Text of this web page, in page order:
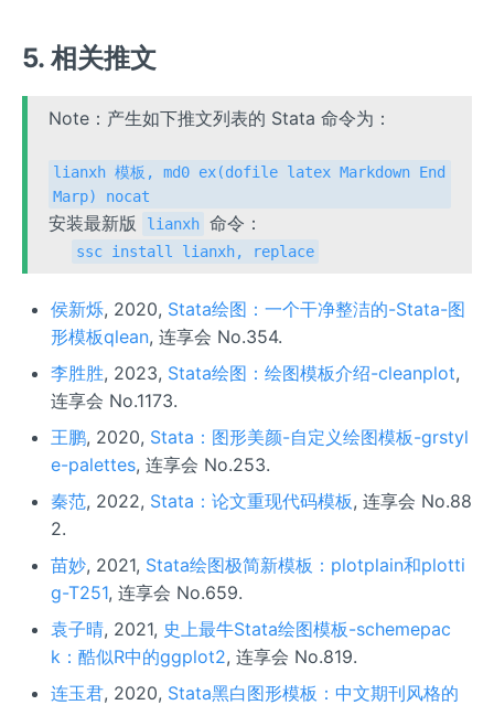
5. 相关推文
Note：产生如下推文列表的 Stata 命令为：
lianxh 模板, md0 ex(dofile latex Markdown End
Marp) nocat
安装最新版 lianxh 命令：
ssc install lianxh, replace
侯新烁, 2020, Stata绘图：一个干净整洁的-Stata-图
形模板qlean, 连享会 No.354.
李胜胜, 2023, Stata绘图：绘图模板介绍-cleanplot,
连享会 No.1173.
王鹏, 2020, Stata：图形美颜-自定义绘图模板-grstyl
e-palettes, 连享会 No.253.
秦范, 2022, Stata：论文重现代码模板, 连享会 No.88
2.
苗妙, 2021, Stata绘图极简新模板：plotplain和plotti
g-T251, 连享会 No.659.
袁子晴, 2021, 史上最牛Stata绘图模板-schemepac
k：酷似R中的ggplot2, 连享会 No.819.
连玉君, 2020, Stata黑白图形模板：中文期刊风格的